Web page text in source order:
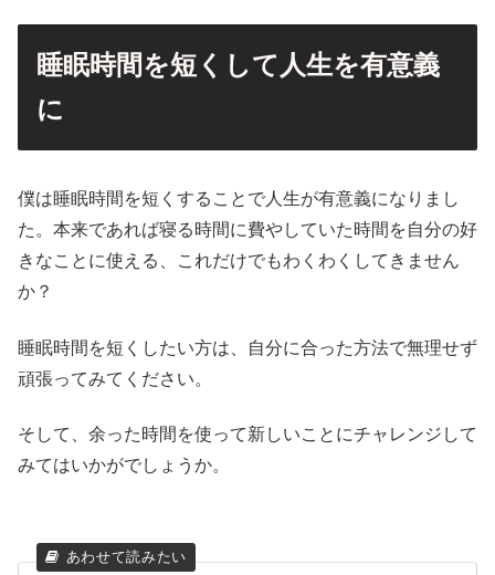
睡眠時間を短くして人生を有意義
に
僕は睡眠時間を短くすることで人生が有意義になりまし
た。本来であれば寝る時間に費やしていた時間を自分の好
きなことに使える、これだけでもわくわくしてきません
か？
睡眠時間を短くしたい方は、自分に合った方法で無理せず
頑張ってみてください。
そして、余った時間を使って新しいことにチャレンジして
みてはいかがでしょうか。